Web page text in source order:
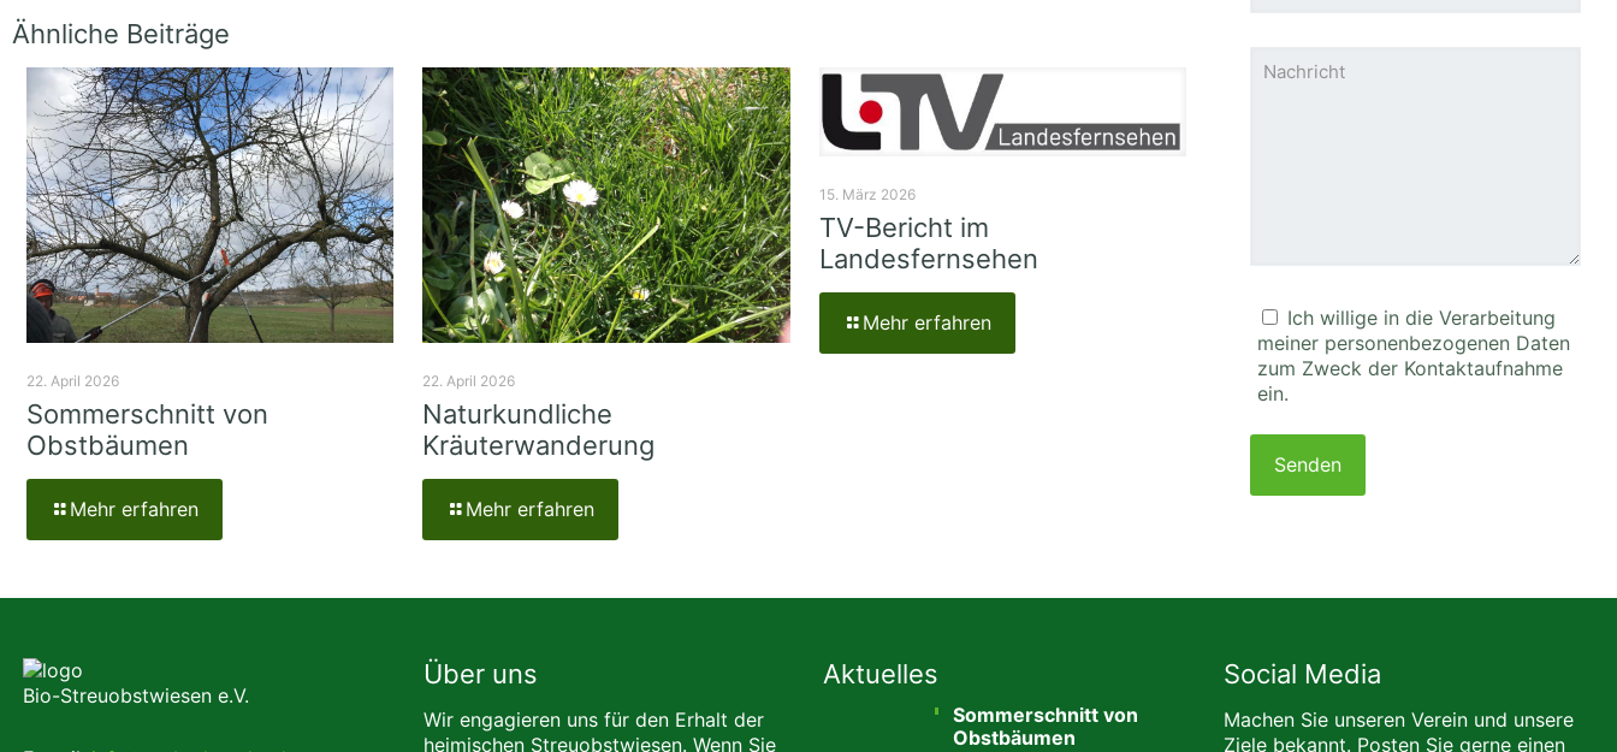
Ähnliche Beiträge
22. April 2026
Sommerschnitt von
Obstbäumen
Mehr erfahren
22. April 2026
Naturkundliche
Kräuterwanderung
Mehr erfahren
15. März 2026
TV-Bericht im
Landesfernsehen
Mehr erfahren
Ich willige in die Verarbeitung
meiner personenbezogenen Daten
zum Zweck der Kontaktaufnahme
ein.
Please
leave
this
Bio-Streuobstwiesen e.V.
Über uns
Wir engagieren uns für den Erhalt der
heimischen Streuobstwiesen. Wenn Sie
Aktuelles
Sommerschnitt von
Obstbäumen
Social Media
Machen Sie unseren Verein und unsere
Ziele bekannt. Posten Sie gerne einen